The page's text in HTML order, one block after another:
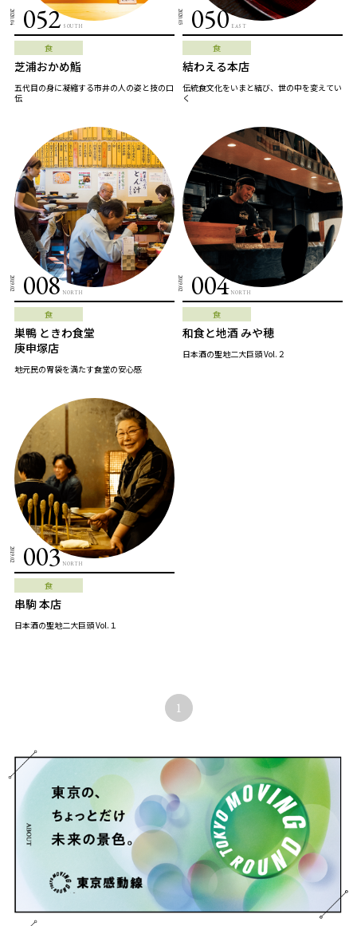
2020.04 052 SOUTH
食
芝浦おかめ鮨
五代目の身に凝縮する市井の人の姿と技の口
伝
2020.03 050 EAST
食
結わえる本店
伝統食文化をいまと結び、世の中を変えてい
く
2019.02 008 NORTH
食
巣鴨 ときわ食堂
庚申塚店
地元民の胃袋を満たす食堂の安心感
2019.02 004 NORTH
食
和食と地酒 みや穂
日本酒の聖地二大巨頭 Vol.２
2019.02 003 NORTH
食
串駒 本店
日本酒の聖地二大巨頭 Vol.１
1